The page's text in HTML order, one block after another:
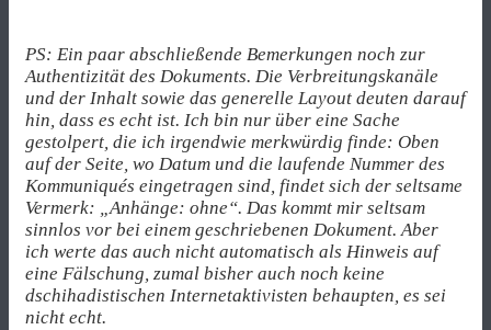
PS: Ein paar abschließende Bemerkungen noch zur
Authentizität des Dokuments. Die Verbreitungskanäle
und der Inhalt sowie das generelle Layout deuten darauf
hin, dass es echt ist. Ich bin nur über eine Sache
gestolpert, die ich irgendwie merkwürdig finde: Oben
auf der Seite, wo Datum und die laufende Nummer des
Kommuniqués eingetragen sind, findet sich der seltsame
Vermerk: „Anhänge: ohne“. Das kommt mir seltsam
sinnlos vor bei einem geschriebenen Dokument. Aber
ich werte das auch nicht automatisch als Hinweis auf
eine Fälschung, zumal bisher auch noch keine
dschihadistischen Internetaktivisten behaupten, es sei
nicht echt.